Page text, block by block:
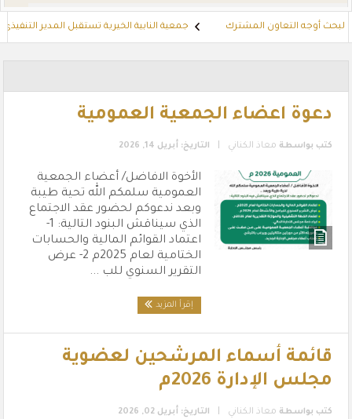
أوجه التعاون المشترك جمعية النابية الخيرية تستقبل المدير
دعوة اعضاء الجمعية العمومية
كتب بواسطة معاذ الكناني التاريخ: أبريل 14, 2026
الأخوة الافاضل/ أعضاء الجمعية
العمومية سلمكم الله تحية طيبة
وبعد ندعوكم لحضور عقد الاجتماع
الذي سيناقش البنود التالية: 1-
اعتماد القوائم المالية والحسابات
الختامية لعام 2025م 2- عرض
التقرير السنوي للب ...
إقرأ المزيد
قائمة أسماء المرشحين لعضوية
مجلس الإدارة 2026م
كتب بواسطة معاذ الكناني التاريخ: أبريل 02, 2026